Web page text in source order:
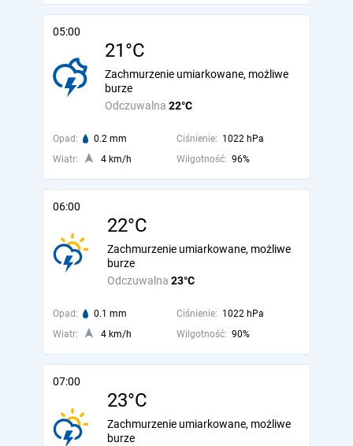
05:00
21°C
Odczuwalna 22°C
Zachmurzenie umiarkowane, możliwe
burze
Opad: 0.2 mm Ciśnienie: 1022 hPa
Wiatr:
4 km/h Wilgotność: 96%
06:00
22°C
Odczuwalna 23°C
Zachmurzenie umiarkowane, możliwe
burze
Opad: 0.1 mm Ciśnienie: 1022 hPa
Wiatr:
4 km/h Wilgotność: 90%
07:00
23°C
Zachmurzenie umiarkowane, możliwe
burze